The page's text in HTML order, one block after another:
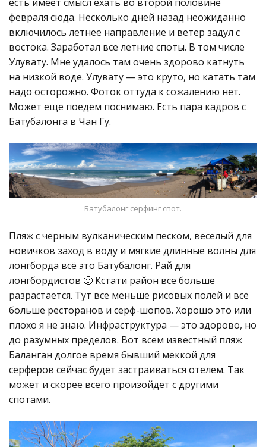
февраля сюда. Несколько дней назад неожиданно
включилось летнее направление и ветер задул с
востока. Заработал все летние споты. В том числе
Улувату. Мне удалось там очень здорово катнуть
на низкой воде. Улувату — это круто, но катать там
надо осторожно. Фоток оттуда к сожалению нет.
Может еще поедем поснимаю. Есть пара кадров с
Батубалонга в Чан Гу.
Батубалонг серфинг спот.
Пляж с черным вулканическим песком, веселый для
новичков заход в воду и мягкие длинные волны для
лонгборда всё это Батубалонг. Рай для
лонгбордистов 🙂 Кстати район все больше
разрастается. Тут все меньше рисовых полей и всё
больше ресторанов и серф-шопов. Хорошо это или
плохо я не знаю. Инфраструктура — это здорово, но
до разумных пределов. Вот всем известный пляж
Баланган долгое время бывший меккой для
серферов сейчас будет застраиваться отелем. Так
может и скорее всего произойдет с другими
спотами.